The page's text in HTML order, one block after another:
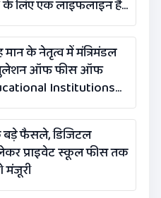
के लिए एक लाइफलाइन है:
के नेतृत्व में मंत्रिमंडल
रेगुलेशन ऑफ फीस ऑफ
Institutions
2026’ पास
बड़े फैसले, डिजिटल
प्राइवेट स्कूल फीस तक
मंजूरी